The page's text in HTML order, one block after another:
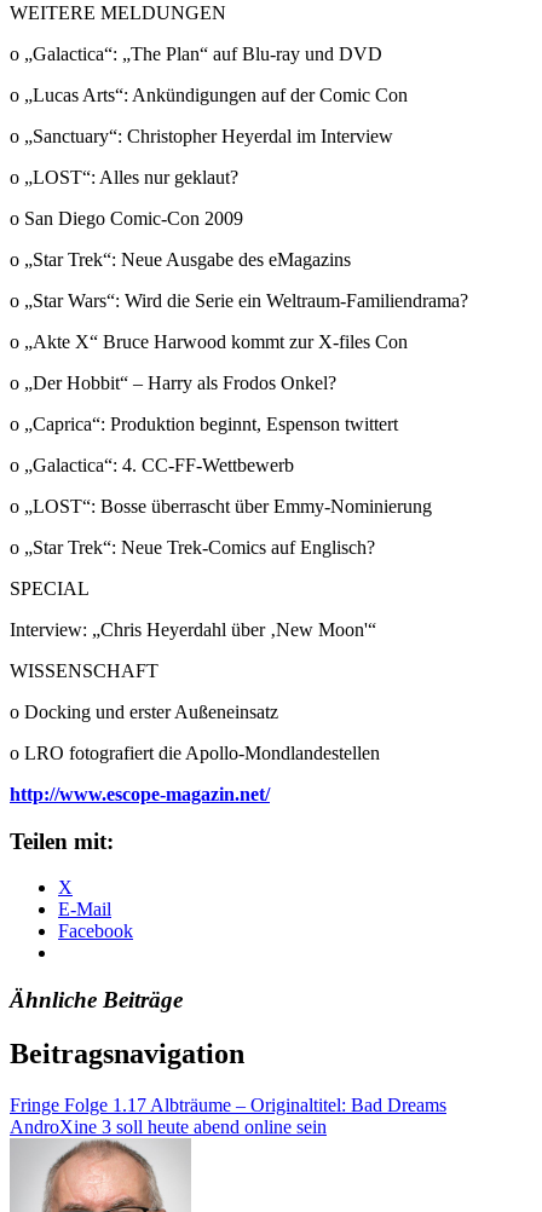
WEITERE MELDUNGEN
o „Galactica“: „The Plan“ auf Blu-ray und DVD
o „Lucas Arts“: Ankündigungen auf der Comic Con
o „Sanctuary“: Christopher Heyerdal im Interview
o „LOST“: Alles nur geklaut?
o San Diego Comic-Con 2009
o „Star Trek“: Neue Ausgabe des eMagazins
o „Star Wars“: Wird die Serie ein Weltraum-Familiendrama?
o „Akte X“ Bruce Harwood kommt zur X-files Con
o „Der Hobbit“ – Harry als Frodos Onkel?
o „Caprica“: Produktion beginnt, Espenson twittert
o „Galactica“: 4. CC-FF-Wettbewerb
o „LOST“: Bosse überrascht über Emmy-Nominierung
o „Star Trek“: Neue Trek-Comics auf Englisch?
SPECIAL
Interview: „Chris Heyerdahl über ‚New Moon'“
WISSENSCHAFT
o Docking und erster Außeneinsatz
o LRO fotografiert die Apollo-Mondlandestellen
http://www.escope-magazin.net/
Teilen mit:
X
E-Mail
Facebook
Ähnliche Beiträge
Beitragsnavigation
Fringe Folge 1.17 Albträume – Originaltitel: Bad Dreams
AndroXine 3 soll heute abend online sein